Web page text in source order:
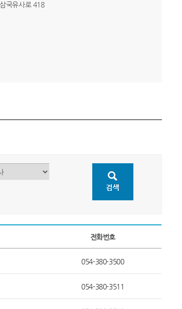
국유사로 418
전화번호
054-380-3500
054-380-3511